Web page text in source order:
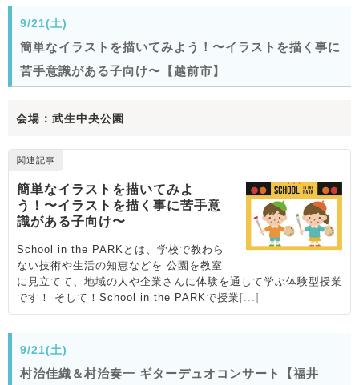
9/21(土)
簡単なイラストを描いてみよう！〜イラストを描く事に
苦手意識がある子向け〜【越前市】
会場：武生中央公園
9/21(土)
村治佳織＆村治奏一 ギターデュオコンサート【福井